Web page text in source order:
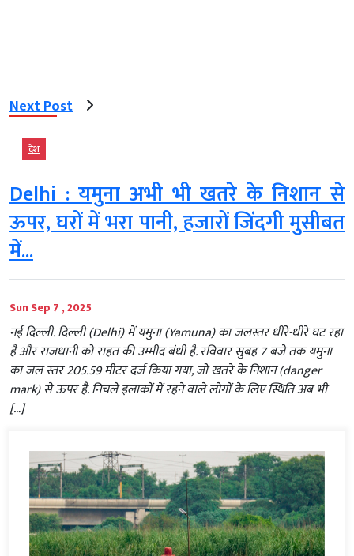
Next Post
देश
Delhi : यमुना अभी भी खतरे के निशान से
ऊपर, घरों में भरा पानी, हजारों जिंदगी मुसीबत
में...
Sun Sep 7 , 2025
नई दिल्ली. दिल्ली (Delhi) में यमुना (Yamuna) का जलस्तर धीरे-धीरे घट रहा
है और राजधानी को राहत की उम्मीद बंधी है. रविवार सुबह 7 बजे तक यमुना
का जल स्तर 205.59 मीटर दर्ज किया गया, जो खतरे के निशान (danger
mark) से ऊपर है. निचले इलाकों में रहने वाले लोगों के लिए स्थिति अब भी
[…]